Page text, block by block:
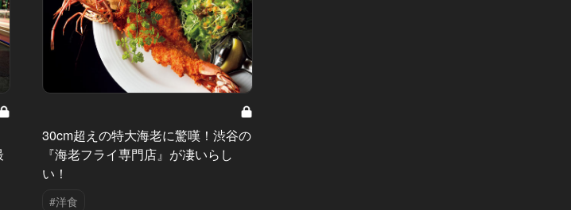
30cm超えの特大海老に驚嘆！渋谷の
『海老フライ専門店』が凄いらし
い！
#洋食